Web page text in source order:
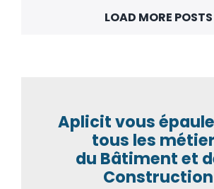
LOAD MORE POSTS
Aplicit vous
tous les
du Bâtiment et
Construction